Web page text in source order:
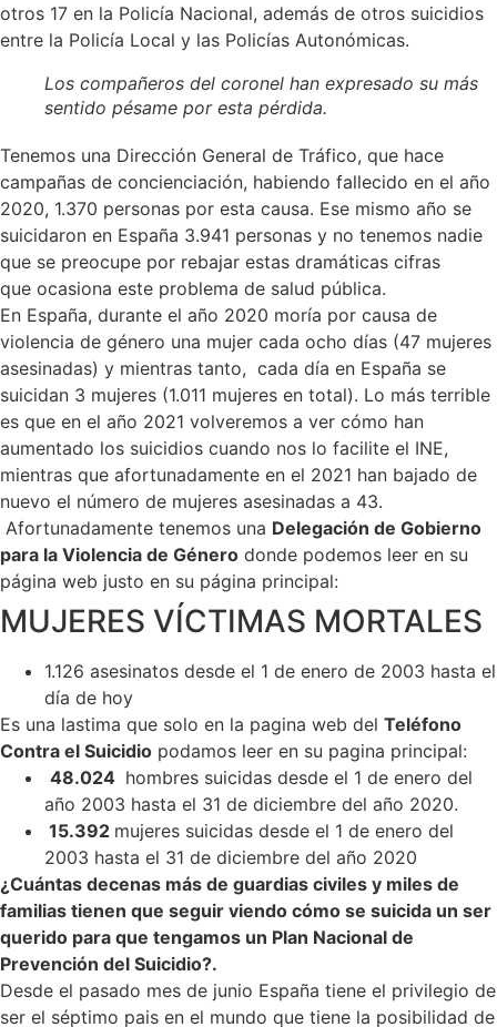
otros 17 en la Policía Nacional, además de otros suicidios
entre la Policía Local y las Policías Autonómicas.
Los compañeros del coronel han expresado su más
sentido pésame por esta pérdida.
Tenemos una Dirección General de Tráfico, que hace
campañas de concienciación, habiendo fallecido en el año
2020, 1.370 personas por esta causa. Ese mismo año se
suicidaron en España 3.941 personas y no tenemos nadie
que se preocupe por rebajar estas dramáticas cifras
que ocasiona este problema de salud pública.
En España, durante el año 2020 moría por causa de
violencia de género una mujer cada ocho días (47 mujeres
asesinadas) y mientras tanto, cada día en España se
suicidan 3 mujeres (1.011 mujeres en total). Lo más terrible
es que en el año 2021 volveremos a ver cómo han
aumentado los suicidios cuando nos lo facilite el INE,
mientras que afortunadamente en el 2021 han bajado de
nuevo el número de mujeres asesinadas a 43.
Afortunadamente tenemos una Delegación de Gobierno
para la Violencia de Género donde podemos leer en su
página web justo en su página principal:
MUJERES VÍCTIMAS MORTALES
1.126 asesinatos desde el 1 de enero de 2003 hasta el
día de hoy
Es una lastima que solo en la pagina web del Teléfono
Contra el Suicidio podamos leer en su pagina principal:
48.024 hombres suicidas desde el 1 de enero del
año 2003 hasta el 31 de diciembre del año 2020.
15.392 mujeres suicidas desde el 1 de enero del
2003 hasta el 31 de diciembre del año 2020
¿Cuántas decenas más de guardias civiles y miles de
familias tienen que seguir viendo cómo se suicida un ser
querido para que tengamos un Plan Nacional de
Prevención del Suicidio?.
Desde el pasado mes de junio España tiene el privilegio de
ser el séptimo pais en el mundo que tiene la posibilidad de